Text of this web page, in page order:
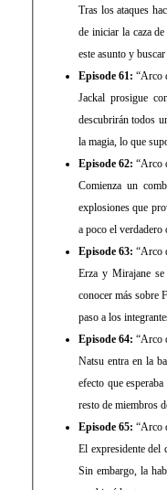
Tras los ataques
de iniciar la caza
este asunto y
Episode 61: “Arco
Jackal prosigue
descubrirán todos
la magia, lo que
Episode 62: “Arco
Comienza un
explosiones que
a poco el verdadero
Episode 63: “Arco
Erza y Mirajane se
conocer más sobre
paso a los
Episode 64: “Arco
Natsu entra en la
efecto que
resto de miembros
Episode 65: “Arco
El expresidente del
Sin embargo, la